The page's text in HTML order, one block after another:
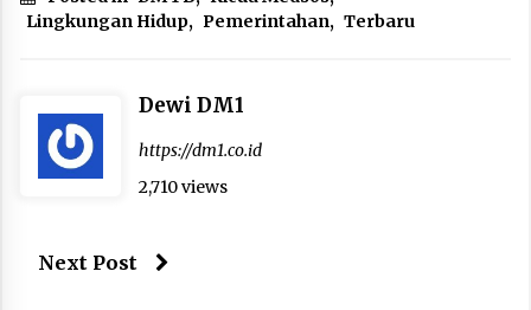
Lingkungan Hidup, Pemerintahan, Terbaru
Dewi DM1
https://dm1.co.id
2,710 views
Next Post